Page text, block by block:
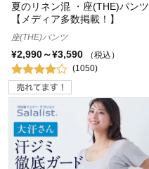
夏のリネン混 ・座(THE)パンツ
【メディア多数掲載！】
座(THE)パンツ
¥2,990～¥3,590
（税込）
(1050)